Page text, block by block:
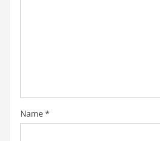
i
n
Name*